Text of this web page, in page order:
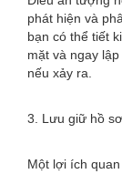
phát hiện và
bạn có thể tiết
mặt và ngay
nếu xảy ra.
3. Lưu giữ hồ
Một lợi ích